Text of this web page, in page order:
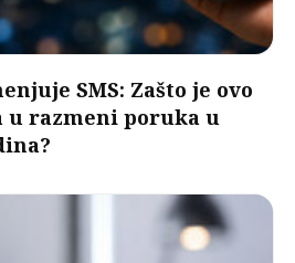
SMS: Zašto je ovo
u razmeni poruka u